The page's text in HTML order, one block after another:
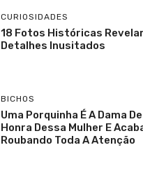
CURIOSIDADES
18 Fotos Históricas
Detalhes Inusitados
BICHOS
Uma Porquinha É A Dama De
Honra Dessa Mulher E
Roubando Toda A Atenção